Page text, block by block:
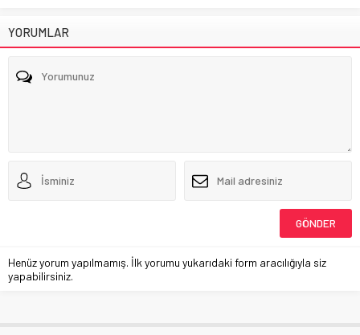
YORUMLAR
Henüz yorum yapılmamış. İlk yorumu yukarıdaki form aracılığıyla siz
yapabilirsiniz.